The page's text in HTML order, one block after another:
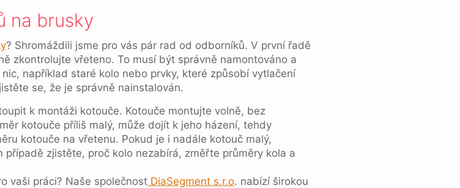
na brusky
? Shromáždili jsme pro vás pár rad od odborníků. V první řadě
zkontrolujte vřeteno. To musí být správně namontováno a
například staré kolo nebo prvky, které způsobí vytlačení
se, že je správně nainstalován.
k montáži kotouče. Kotouče montujte volně, bez
kotouče příliš malý, může dojít k jeho házení, tehdy
kotouče na vřetenu. Pokud je i nadále kotouč malý,
zjistěte, proč kolo nezabírá, změřte průměry kola a
vaši práci? Naše společnostDiaSegment s.r.o. nabízí širokou